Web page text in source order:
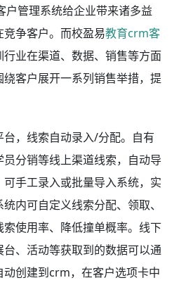
户管理系统给企业带来诸多益
争客户。而校盈易教育crm客
业在渠道、数据、销售等方面
客户展开一系列销售举措，提
，线索自动录入/分配。自有
分销等线上渠道线索，自动导
手工录入或批量导入系统，实
内可自定义线索分配、领取、
使用率、降低撞单概率。线下
、活动等获取到的数据可以通
创建到crm，在客户选项卡中